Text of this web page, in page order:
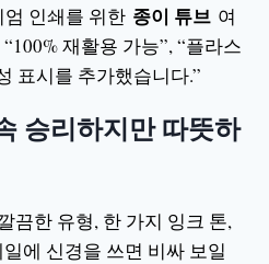
엄 인쇄를 위한 종이 튜브 여
재활용 가능”, “플라스
표시를 추가했습니다.”
승리하지만 따뜻하
끔한 유형, 한 가지 잉크 톤,
에 신경을 쓰면 비싸 보일